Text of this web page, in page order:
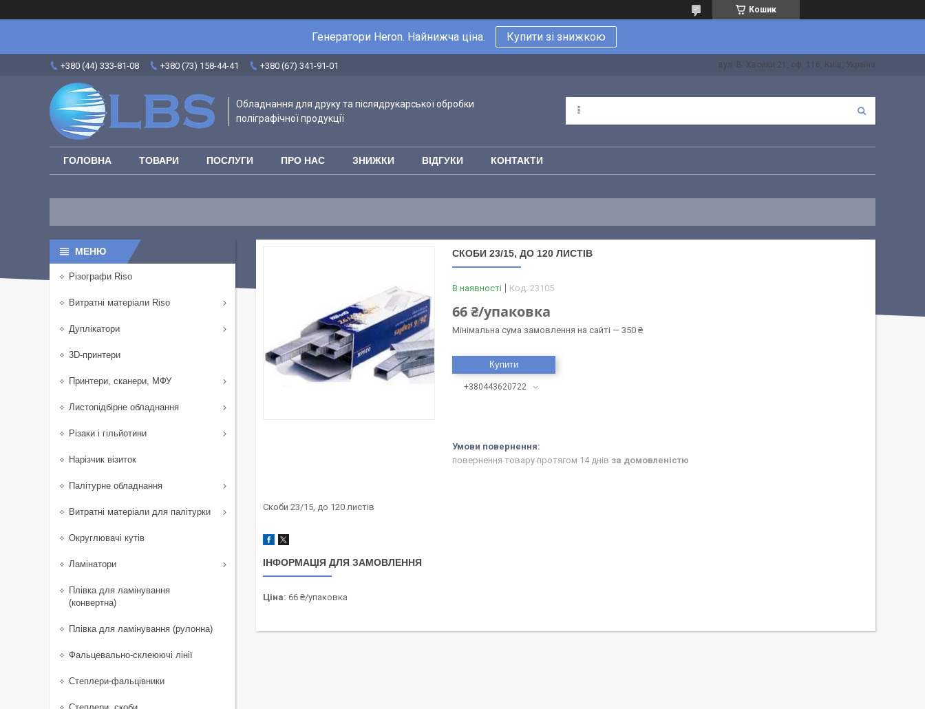
Кошик
Генератори Heron. Найнижча ціна. Купити зі знижкою
+380 (44) 333-81-08 +380 (73) 158-44-41 +380 (67) 341-91-01 вул. В. Хвойки 21, оф. 116, Київ, Україна
Обладнання для друку та післядрукарської обробки
поліграфічної продукції
ГОЛОВНА ТОВАРИ ПОСЛУГИ ПРО НАС ЗНИЖКИ ВІДГУКИ КОНТАКТИ
СКОБИ 23/15, ДО 120 ЛИСТІВ
В наявності Код: 23105
66 ₴/упаковка
Мінімальна сума замовлення на сайті — 350 ₴
Купити
+380443620722
повернення товару протягом 14 днів за домовленістю
Скоби 23/15, до 120 листів
ІНФОРМАЦІЯ ДЛЯ ЗАМОВЛЕННЯ
Ціна: 66 ₴/упаковка
Різографи Riso
Витратні матеріали Riso
Дуплікатори
3D-принтери
Принтери, сканери, МФУ
Листопідбірне обладнання
Різаки і гільйотини
Нарізчик візиток
Палітурне обладнання
Витратні матеріали для палітурки
Округлювачі кутів
Ламінатори
Плівка для ламінування
(конвертна)
Плівка для ламінування (рулонна)
Фальцевально-склеюючі лінії
Степлери-фальцівники